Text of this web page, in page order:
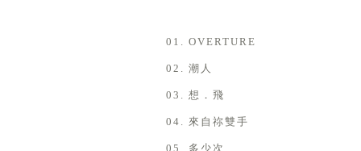
01. OVERTURE
02. 潮人
03. 想．飛
04. 來自祢雙手
05. 多少次